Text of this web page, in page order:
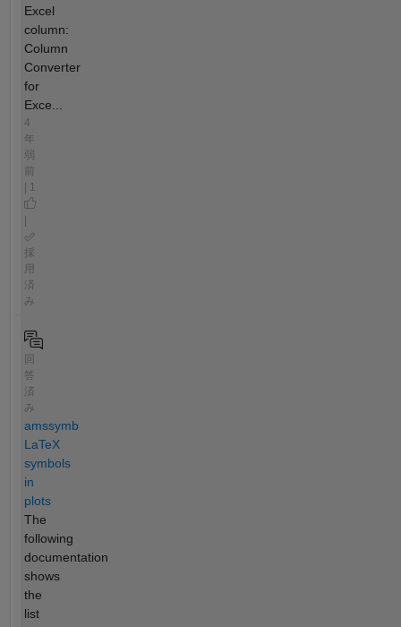
Excel
column:
Column
Converter
for
Exce...
4
年
弱
前
| 1
|
採
用
済
み
回
答
済
み
amssymb
LaTeX
symbols
in
plots
The
following
documentation
shows
the
list